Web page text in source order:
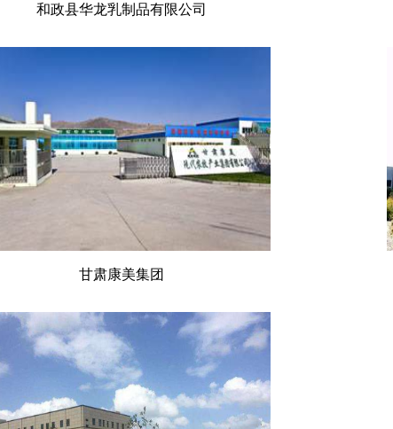
和政县华龙乳制品有限公司
甘肃康美集团